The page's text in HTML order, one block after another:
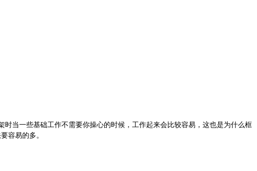
当一些基础工作不需要你操心的时候，工作起来会比较容易，这也是为什么框
容易的多。